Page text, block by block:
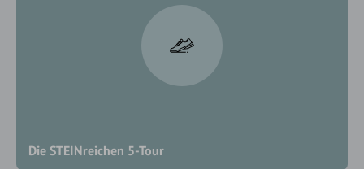
Die STEINreichen 5-Tour